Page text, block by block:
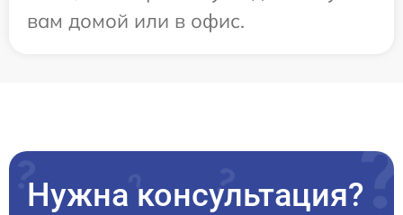
вам домой или в офис.
Нужна консультация?